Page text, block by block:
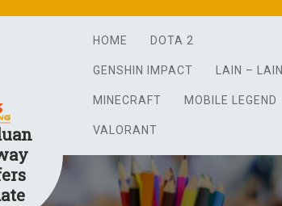
HOME DOTA 2
GENSHIN IMPACT LAIN – LAIN
MINECRAFT MOBILE LEGEND
VALORANT